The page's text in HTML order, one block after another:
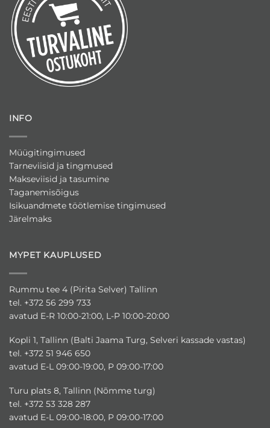
INFO
Müügitingimused
Tarneviisid ja tingmused
Makseviisid ja tasumine
Taganemisõigus
Isikuandmete töötlemise tingimused
Järelmaks
MYPET KAUPLUSED
Rummu tee 4 (Pirita Selver) Tallinn
tel. +372 56 299 733
avatud E-R 10:00-21:00, L-P 10:00-20:00
Kopli 1, Tallinn (Balti Jaama Turg, Selveri kassade vastas)
tel. +372 51 946 650
avatud E-L 09:00-19:00, P 09:00-17:00
Turu plats 8, Tallinn (Nõmme turg)
tel. +372 53 328 287
avatud E-L 09:00-18:00, P 09:00-17:00